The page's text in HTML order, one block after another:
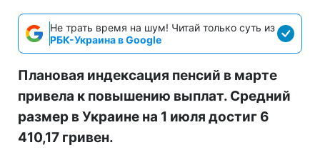
Не трать время на шум! Читай только суть из
РБК-Украина в Google
Плановая индексация пенсий в марте
привела к повышению выплат. Средний
размер в Украине на 1 июля достиг 6
410,17 гривен.